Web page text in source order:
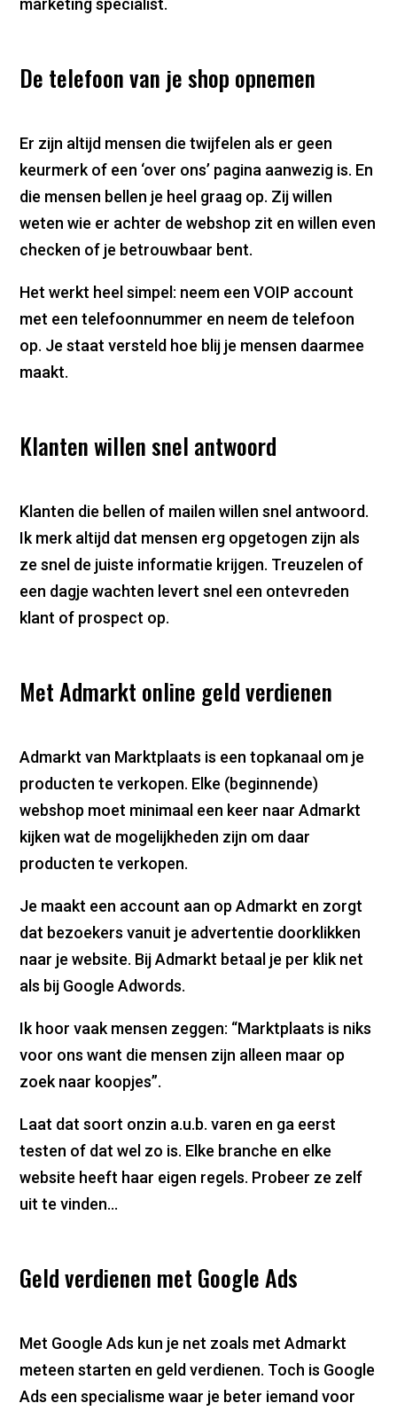
marketing specialist.
De telefoon van je shop opnemen
Er zijn altijd mensen die twijfelen als er geen
keurmerk of een ‘over ons’ pagina aanwezig is. En
die mensen bellen je heel graag op. Zij willen
weten wie er achter de webshop zit en willen even
checken of je betrouwbaar bent.
Het werkt heel simpel: neem een VOIP account
met een telefoonnummer en neem de telefoon
op. Je staat versteld hoe blij je mensen daarmee
maakt.
Klanten willen snel antwoord
Klanten die bellen of mailen willen snel antwoord.
Ik merk altijd dat mensen erg opgetogen zijn als
ze snel de juiste informatie krijgen. Treuzelen of
een dagje wachten levert snel een ontevreden
klant of prospect op.
Met Admarkt online geld verdienen
Admarkt van Marktplaats is een topkanaal om je
producten te verkopen. Elke (beginnende)
webshop moet minimaal een keer naar Admarkt
kijken wat de mogelijkheden zijn om daar
producten te verkopen.
Je maakt een account aan op Admarkt en zorgt
dat bezoekers vanuit je advertentie doorklikken
naar je website. Bij Admarkt betaal je per klik net
als bij Google Adwords.
Ik hoor vaak mensen zeggen: “Marktplaats is niks
voor ons want die mensen zijn alleen maar op
zoek naar koopjes”.
Laat dat soort onzin a.u.b. varen en ga eerst
testen of dat wel zo is. Elke branche en elke
website heeft haar eigen regels. Probeer ze zelf
uit te vinden…
Geld verdienen met Google Ads
Met Google Ads kun je net zoals met Admarkt
meteen starten en geld verdienen. Toch is Google
Ads een specialisme waar je beter iemand voor